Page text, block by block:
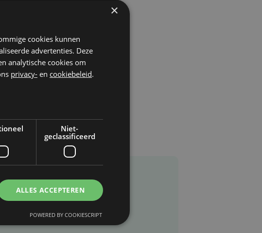
×
cookies kunnen
advertenties. Deze
analytische cookies om
privacy- en cookiebeleid.
Niet-
geclassificeerd
ALLES ACCEPTEREN
POWERED BY COOKIESCRIPT